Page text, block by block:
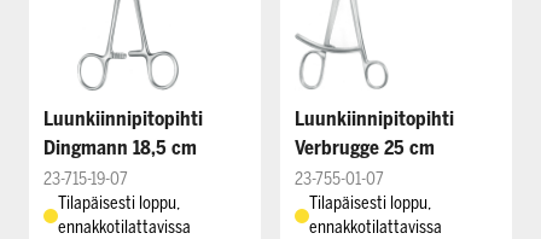
Luunkiinnipitopihti
Dingmann 18,5 cm
23-715-19-07
Tilapäisesti loppu,
ennakkotilattavissa
Luunkiinnipitopihti
Verbrugge 25 cm
23-755-01-07
Tilapäisesti loppu,
ennakkotilattavissa